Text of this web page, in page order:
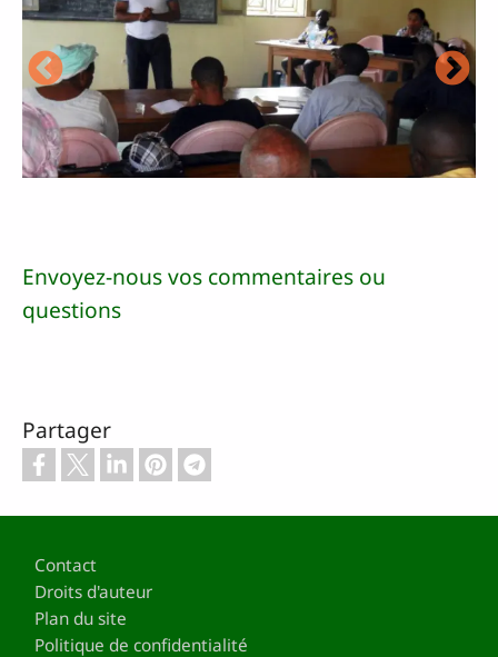
Envoyez-nous vos commentaires ou
questions
Partager
Pied de page
Contact
Droits d'auteur
Plan du site
Politique de confidentialité